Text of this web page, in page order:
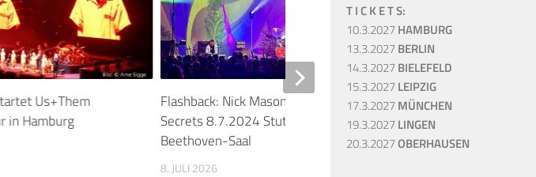
Us+Them
in Hamburg
Flashback: Nick Mason’s Saucerful Of
Secrets 8.7.2024 Stuttgart, Liederhalle
Beethoven-Saal
8. JULI 2026
Bob Dylan auf
Hamburg, Lingen &
23. JULI 2025
T I C K E T S:
10.3.2027HAMBURG
13.3.2027BERLIN
14.3.2027BIELEFELD
15.3.2027LEIPZIG
17.3.2027MÜNCHEN
19.3.2027LINGEN
20.3.2027OBERHAUSEN